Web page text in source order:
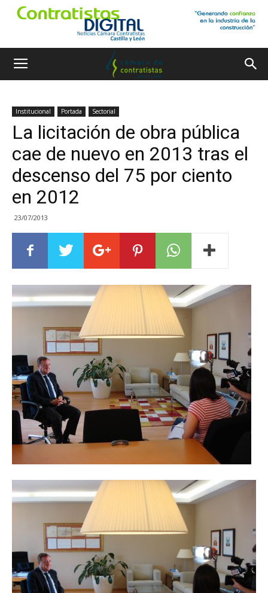
Institucional Portada Sectorial
La licitación de obra pública
cae de nuevo en 2013 tras el
descenso del 75 por ciento
en 2012
23/07/2013